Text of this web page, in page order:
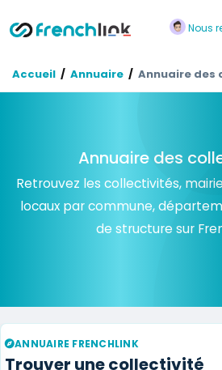
Nous
Accueil Annuaire Annuaire des
Annuaire des
Retrouvez les collectivités,
locaux par commune,
de structure sur
ANNUAIRE FRENCHLINK
Trouver une collectivité